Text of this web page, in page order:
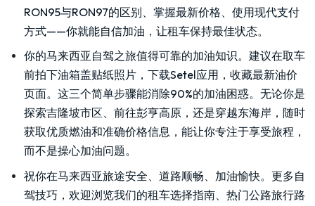
RON95与RON97的区别、掌握最新价格、使用现代支付
方式——你就能自信加油，让租车保持最佳状态。
你的马来西亚自驾之旅值得可靠的加油知识。建议在取车
前拍下油箱盖贴纸照片，下载Setel应用，收藏最新油价
页面。这三个简单步骤能消除90%的加油困惑。无论你是
探索吉隆坡市区、前往彭亨高原，还是穿越东海岸，随时
获取优质燃油和准确价格信息，能让你专注于享受旅程，
而不是操心加油问题。
祝你在马来西亚旅途安全、道路顺畅、加油愉快。更多自
驾技巧，欢迎浏览我们的租车选择指南、热门公路旅行路